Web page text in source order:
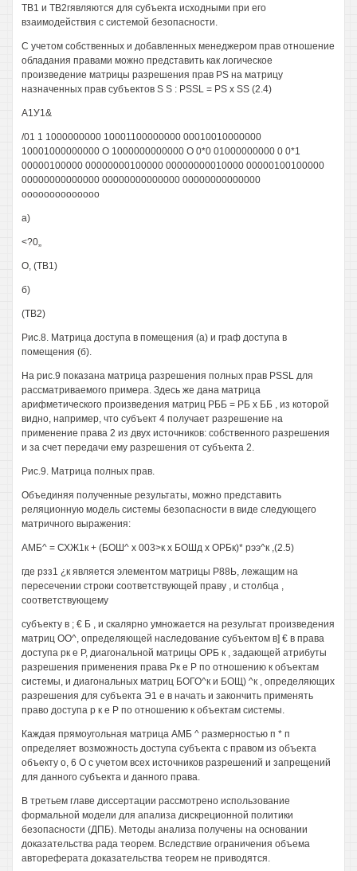
ТВ1 и ТВ2гявляются для субъекта исходными при его
взаимодействия с системой безопасности.
С учетом собственных и добавленных менеджером прав отношение
обладания правами можно представить как логическое
произведение матрицы разрешения прав PS на матрицу
назначенных прав субъектов S S : PSSL = PS x SS (2.4)
А1У1&
/01 1 1000000000 10001100000000 00010010000000
10001000000000 О 1000000000000 О 0*0 01000000000 0 0*1
00000100000 00000000100000 00000000010000 00000100100000
00000000000000 00000000000000 00000000000000
оооооооооооооо
а)
<?0„
О, (ТВ1)
б)
(ТВ2)
Рис.8. Матрица доступа в помещения (а) и граф доступа в
помещения (б).
На рис.9 показана матрица разрешения полных прав PSSL для
рассматриваемого примера. Здесь же дана матрица
арифметического произведения матриц РББ = РБ х ББ , из которой
видно, например, что субъект 4 получает разрешение на
применение права 2 из двух источников: собственного разрешения
и за счет передачи ему разрешения от субъекта 2.
Рис.9. Матрица полных прав.
Объединяя полученные результаты, можно представить
реляционную модель системы безопасности в виде следующего
матричного выражения:
АМБ^ = СХЖ1к + (БОШ^ х 003>к х БОШд х ОРБк)* рээ^к ,(2.5)
где рзз1 ¿к является элементом матрицы Р88Ь, лежащим на
пересечении строки соответствующей праву , и столбца ,
соответствующему
субъекту в ; € Б , и скалярно умножается на результат произведения
матриц ОО^, определяющей наследование субъектом в] € в права
доступа рк е Р, диагональной матрицы ОРБ к , задающей атрибуты
разрешения применения права Рк е Р по отношению к объектам
системы, и диагональных матриц БОГО^к и БОЩ) ^к , определяющих
разрешения для субъекта Э1 е в начать и закончить применять
право доступа р к е Р по отношению к объектам системы.
Каждая прямоугольная матрица АМБ ^ размерностью п * п
определяет возможность доступа субъекта с правом из объекта
объекту о, 6 О с учетом всех источников разрешений и запрещений
для данного субъекта и данного права.
В третьем главе диссертации рассмотрено использование
формальной модели для апализа дискреционной политики
безопасности (ДПБ). Методы анализа получены на основании
доказательства рада теорем. Вследствие ограничения объема
автореферата доказательства теорем не приводятся.